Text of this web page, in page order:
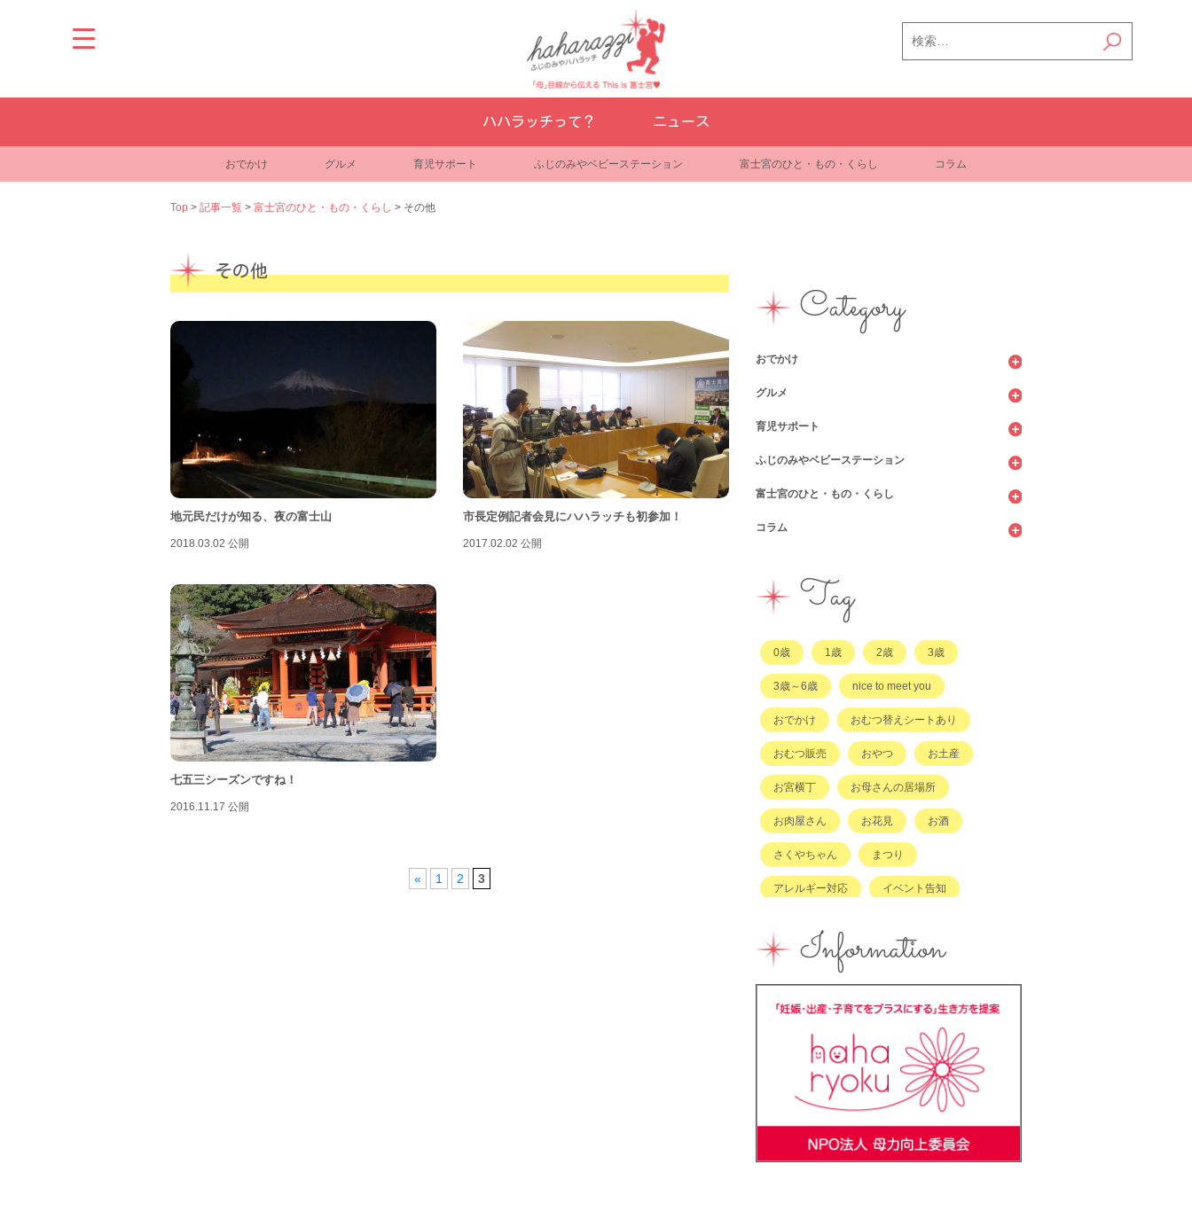
ハハラッチって？ ニュース
おでかけ グルメ 育児サポート ふじのみやベビーステーション 富士宮のひと・もの・くらし コラム
索:
Top > 記事一覧 > 富士宮のひと・もの・くらし > その他
その他
地元民だけが知る、夜の富士山
2018.03.02 公開
市長定例記者会見にハハラッチも初参加！
2017.02.02 公開
七五三シーズンですね！
2016.11.17 公開
« 1 2 3
Category
おでかけ
観光
ショッピング
図書館
公園
遊び
習い事
グルメ
カフェ・レストラン
パン
スウィーツ
お弁当・お惣菜
育児サポート
子育てサロン
支援センター
幼稚園・保育園・こども園
ふじのみやベビーステーション
コンビニ
公共施設
富士宮のひと・もの・くらし
行政サービス
ひと
その他
コラム
子育てコラムTag
0歳 1歳 2歳 3歳
3歳～6歳 nice to meet you
おでかけ おむつ替えシートあり
おむつ販売 おやつ お土産
お宮横丁 お母さんの居場所
お肉屋さん お花見 お酒
さくやちゃん まつり
アレルギー対応 イベント告知
キッズスペースあり キッズメニュー
グルメ コンテスト
ハハラッチキャラバン ハンドメイド
バイキング バーベキュー
ベビーカーOK ベビーキープ
ベビ＊ステ マタニティ
Information